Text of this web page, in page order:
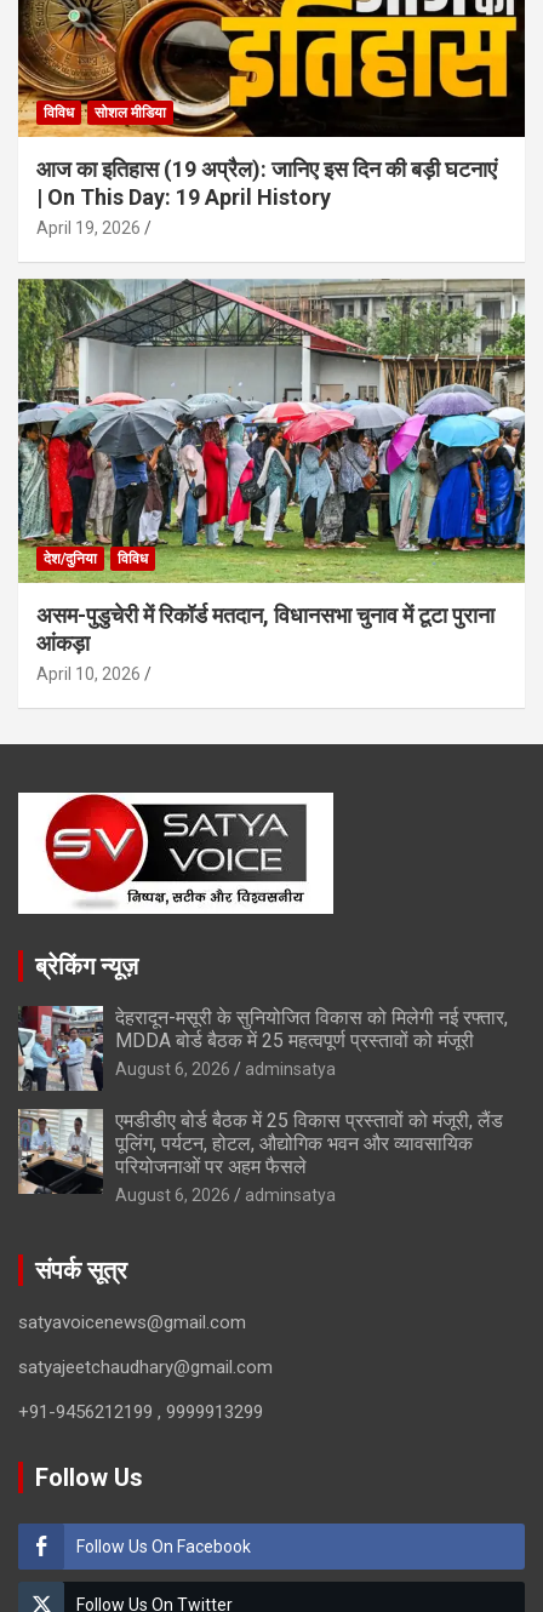
विविध सोशल मीडिया
आज का इतिहास (19 अप्रैल): जानिए इस दिन की बड़ी घटनाएं
| On This Day: 19 April History
April 19, 2026
देश/दुनिया विविध
असम-पुडुचेरी में रिकॉर्ड मतदान, विधानसभा चुनाव में टूटा पुराना
आंकड़ा
April 10, 2026
ब्रेकिंग न्यूज़
देहरादून-मसूरी के सुनियोजित विकास को मिलेगी नई रफ्तार,
MDDA बोर्ड बैठक में 25 महत्वपूर्ण प्रस्तावों को मंजूरी
August 6, 2026 adminsatya
एमडीडीए बोर्ड बैठक में 25 विकास प्रस्तावों को मंजूरी, लैंड
पूलिंग, पर्यटन, होटल, औद्योगिक भवन और व्यावसायिक
परियोजनाओं पर अहम फैसले
August 6, 2026 adminsatya
संपर्क सूत्र
satyavoicenews@gmail.com
satyajeetchaudhary@gmail.com
+91-9456212199 , 9999913299
Follow Us
Follow Us On Facebook
Follow Us On Twitter